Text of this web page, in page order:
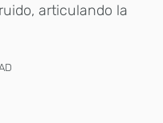
articulando la